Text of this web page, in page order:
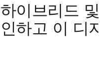
하이브리드
인하고 이 디